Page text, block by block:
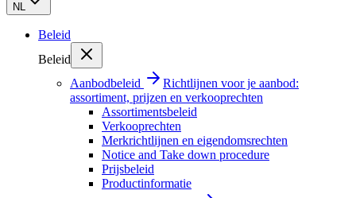
NL
Beleid
Beleid
Aanbodbeleid
Richtlijnen voor je aanbod:
assortiment, prijzen en verkooprechten
Assortimentsbeleid
Verkooprechten
Merkrichtlijnen en eigendomsrechten
Notice and Take down procedure
Prijsbeleid
Productinformatie